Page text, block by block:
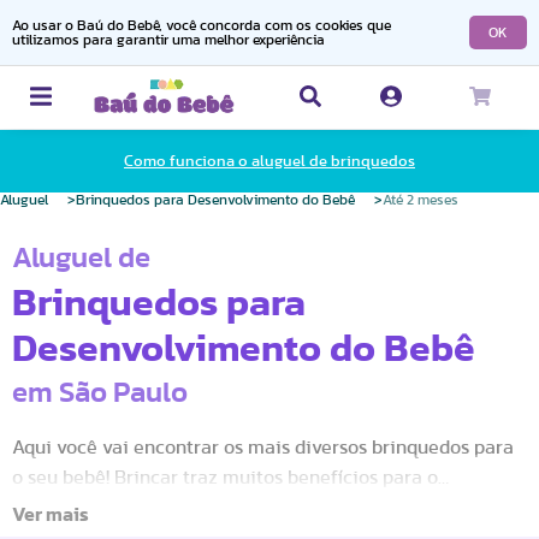
Ao usar o Baú do Bebê, você concorda com os cookies que
utilizamos para garantir uma melhor experiência
OK
Como funciona o aluguel de brinquedos
Aluguel Brinquedos para Desenvolvimento do Bebê Até 2 meses
Aluguel de
Brinquedos para
Desenvolvimento do Bebê
em São Paulo
Aqui você vai encontrar os mais diversos brinquedos para
o seu bebê! Brincar traz muitos benefícios para o
Desenvolvimento Motor e Cognitivo do(a) seu(sua) filha(a).